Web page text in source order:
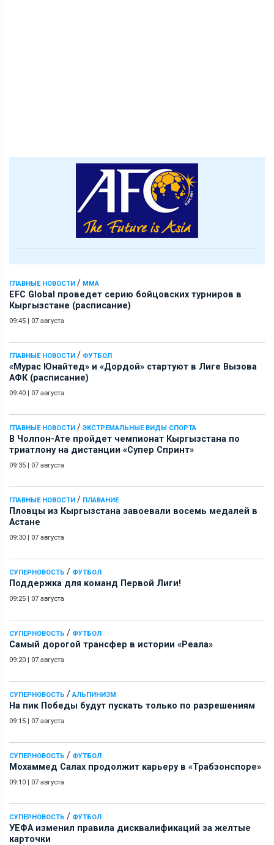
ГЛАВНЫЕ НОВОСТИ / ММА
EFC Global проведет серию бойцовских турниров в
Кыргызстане (расписание)
09:45 | 07 августа
ГЛАВНЫЕ НОВОСТИ / ФУТБОЛ
«Мурас Юнайтед» и «Дордой» стартуют в Лиге Вызова
АФК (расписание)
09:40 | 07 августа
ГЛАВНЫЕ НОВОСТИ / ЭКСТРЕМАЛЬНЫЕ ВИДЫ СПОРТА
В Чолпон-Ате пройдет чемпионат Кыргызстана по
триатлону на дистанции «Супер Спринт»
09:35 | 07 августа
ГЛАВНЫЕ НОВОСТИ / ПЛАВАНИЕ
Пловцы из Кыргызстана завоевали восемь медалей в
Астане
09:30 | 07 августа
СУПЕРНОВОСТЬ / ФУТБОЛ
Поддержка для команд Первой Лиги!
09:25 | 07 августа
СУПЕРНОВОСТЬ / ФУТБОЛ
Самый дорогой трансфер в истории «Реала»
09:20 | 07 августа
СУПЕРНОВОСТЬ / АЛЬПИНИЗМ
На пик Победы будут пускать только по разрешениям
09:15 | 07 августа
СУПЕРНОВОСТЬ / ФУТБОЛ
Мохаммед Салах продолжит карьеру в «Трабзонспоре»
09:10 | 07 августа
СУПЕРНОВОСТЬ / ФУТБОЛ
УЕФА изменил правила дисквалификаций за желтые
карточки